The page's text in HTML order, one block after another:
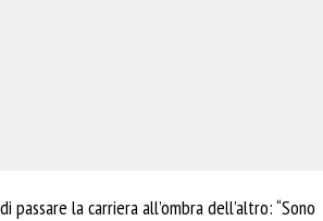
la carriera all’ombra dell’altro: “Sono